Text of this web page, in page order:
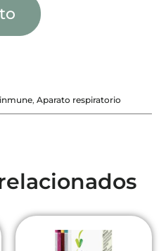
, Aparato respiratorio